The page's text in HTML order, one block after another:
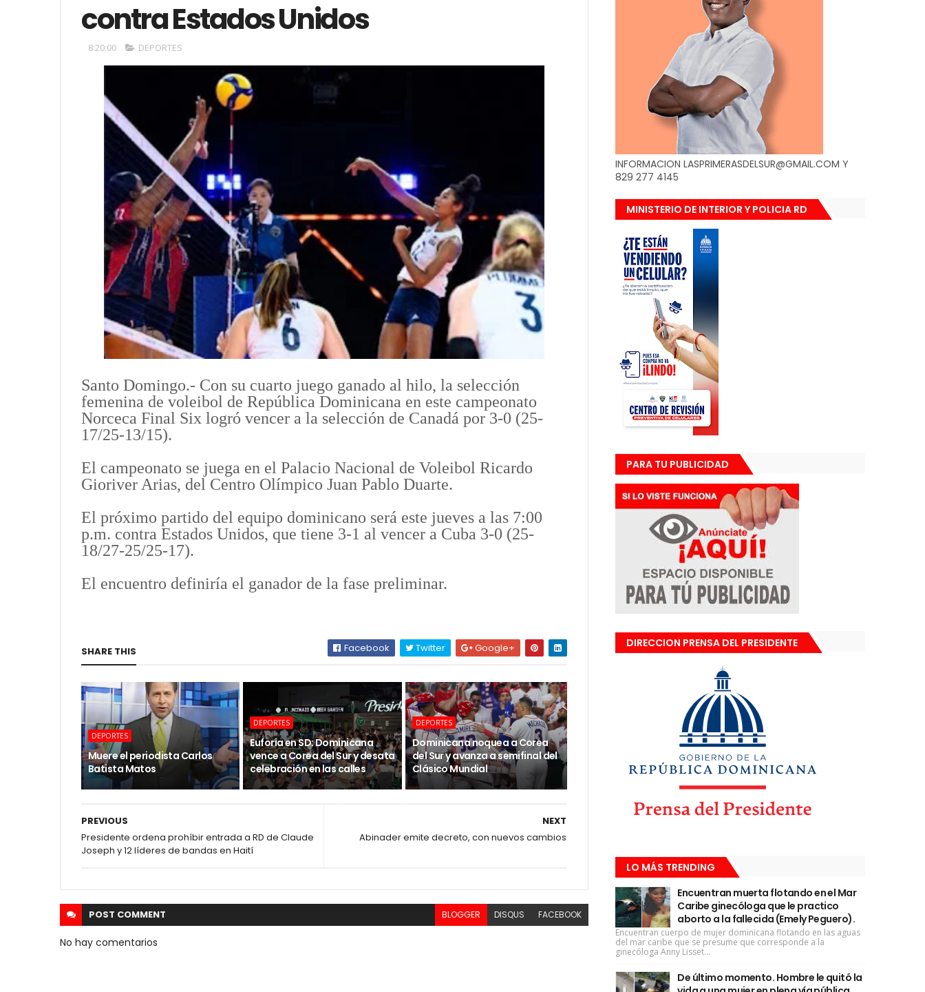
contra Estados Unidos
8:20:00 DEPORTES
Santo Domingo.- Con su cuarto juego ganado al hilo, la selección
femenina de voleibol de República Dominicana en este campeonato
Norceca Final Six logró vencer a la selección de Canadá por 3-0 (25-
17/25-13/15).
El campeonato se juega en el Palacio Nacional de Voleibol Ricardo
Gioriver Arias, del Centro Olímpico Juan Pablo Duarte.
El próximo partido del equipo dominicano será este jueves a las 7:00
p.m. contra Estados Unidos, que tiene 3-1 al vencer a Cuba 3-0 (25-
18/27-25/25-17).
El encuentro definiría el ganador de la fase preliminar.
SHARE THIS Facebook Twitter Google+
DEPORTES
Muere el periodista Carlos
Batista Matos
DEPORTES
Euforia en SD: Dominicana
vence a Corea del Sur y desata
celebración en las calles
DEPORTES
Dominicana noquea a Corea
del Sur y avanza a semifinal del
Clásico Mundial
NEXT
Abinader emite decreto, con nuevos cambios
PREVIOUS
Presidente ordena prohíbir entrada a RD de Claude
Joseph y 12 líderes de bandas en Haití
POST COMMENT BLOGGER DISQUS FACEBOOK
No hay comentarios
INFORMACION LASPRIMERASDELSUR@GMAIL.COM Y
829 277 4145
MINISTERIO DE INTERIOR Y POLICIA RD
PARA TU PUBLICIDAD
DIRECCION PRENSA DEL PRESIDENTE
LO MÁS TRENDING
Encuentran muerta flotando en el Mar
Caribe ginecóloga que le practico
aborto a la fallecida (Emely Peguero).
Encuentran cuerpo de mujer dominicana flotando en las aguas
del mar caribe que se presume que corresponde a la
ginecóloga Anny Lisset...
De último momento. Hombre le quitó la